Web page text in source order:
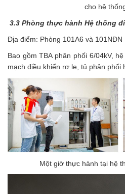
cho hệ
3.3 Phòng thực hành Hệ thống
Địa điểm: Phòng 101A6 và 101NĐN
Bao gồm TBA phân phối 6/04kV,
mạch điều khiển rơ le, tủ phân phối
Một giờ thực hành tại hệ